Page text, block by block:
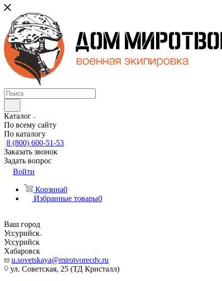
Каталог
По всему сайту
По каталогу
8 (800) 600-51-53
Заказать звонок
Задать вопрос
Войти
Корзина0
Избранные товары0
Ваш город
Уссурийск
Уссурийск
Хабаровск
u.sovetskaya@mirotvorecdv.ru
ул. Советская, 25 (ТД Кристалл)